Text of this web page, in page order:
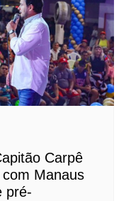
Carpê
Manaus
pré-